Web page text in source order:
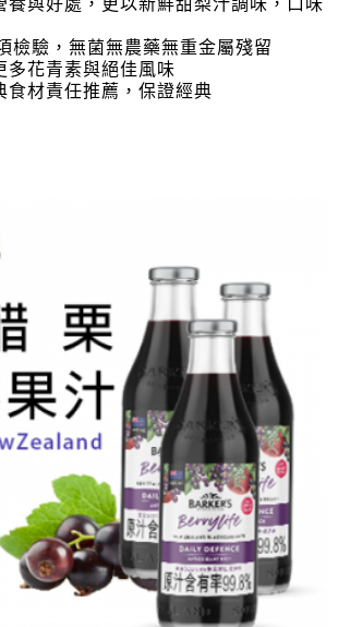
檢驗，無菌無農藥無重金屬殘留
花青素與絕佳風味
材責任推薦，保證經典